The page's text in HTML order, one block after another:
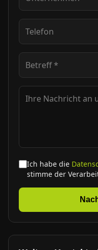
Ich habe die
stimme der